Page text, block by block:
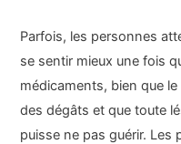
Parfois, les personnes
se sentir mieux une fois
médicaments, bien que
des dégâts et que toute
puisse ne pas guérir. Les